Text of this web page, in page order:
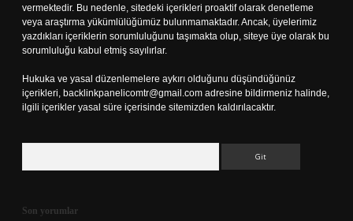
vermektedir. Bu nedenle, sitedeki içerikleri proaktif olarak denetleme
veya araştırma yükümlülüğümüz bulunmamaktadır. Ancak, üyelerimiz
yazdıkları içeriklerin sorumluluğunu taşımakta olup, siteye üye olarak bu
sorumluluğu kabul etmiş sayılırlar.
Hukuka ve yasal düzenlemelere aykırı olduğunu düşündüğünüz
içerikleri, backlinkpanelicomtr@gmail.com adresine bildirmeniz halinde,
ilgili içerikler yasal süre içerisinde sitemizden kaldırılacaktır.
Son yorumlar